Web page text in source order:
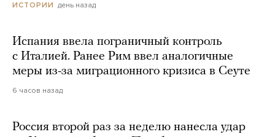
ИСТОРИИ день назад
Испания ввела пограничный контроль
с Италией. Ранее Рим ввел аналогичные
меры из-за миграционного кризиса в Сеуте
6 часов назад
Россия второй раз за неделю нанесла удар